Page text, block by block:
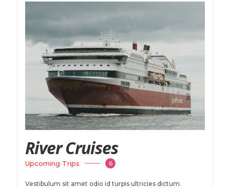
River Cruises
Upcoming Trips 6
Vestibulum sit amet odio id turpis ultricies dictum.